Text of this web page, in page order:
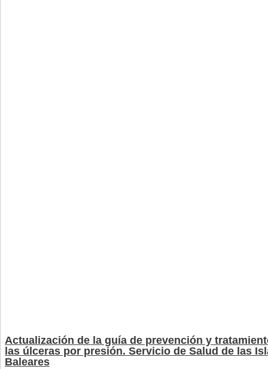
Actualización de la guía de prevención y
las úlceras por presión. Servicio de Salud de las
Baleares